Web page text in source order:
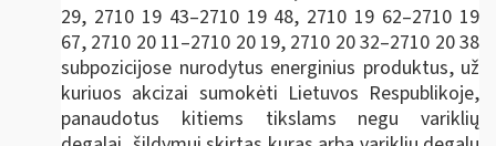
29, 2710 19 43–2710 19 48, 2710 19 62–2710 19
67, 2710 20 11–2710 20 19, 2710 20 32–2710 20 38
subpozicijose nurodytus energinius produktus, už
kuriuos akcizai sumokėti Lietuvos Respublikoje,
panaudotus kitiems tikslams negu variklių